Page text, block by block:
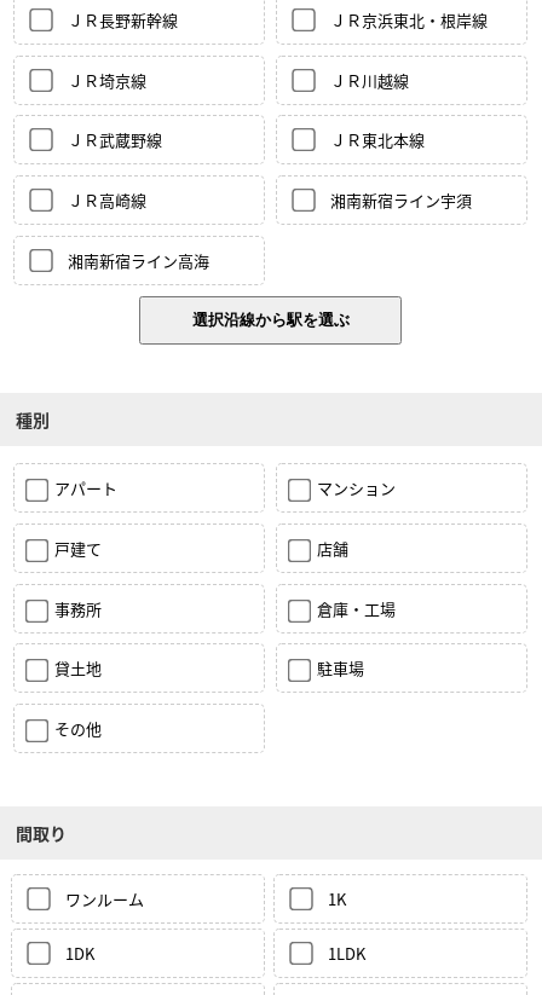
ＪＲ長野新幹線 ＪＲ京浜東北・根岸線
ＪＲ埼京線 ＪＲ川越線
ＪＲ武蔵野線 ＪＲ東北本線
ＪＲ高崎線 湘南新宿ライン宇須
湘南新宿ライン高海
種別
アパート マンション
戸建て 店舗
事務所 倉庫・工場
貸土地 駐車場
その他
間取り
ワンルーム 1K
1DK 1LDK